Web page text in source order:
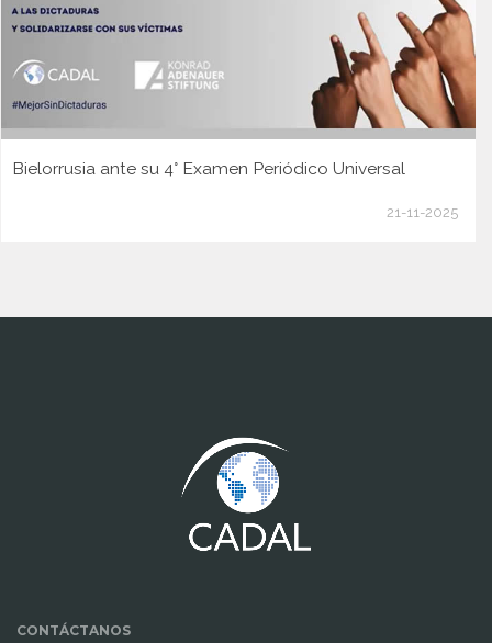
Bielorrusia ante su 4° Examen Periódico Universal
21-11-2025
CONTÁCTANOS